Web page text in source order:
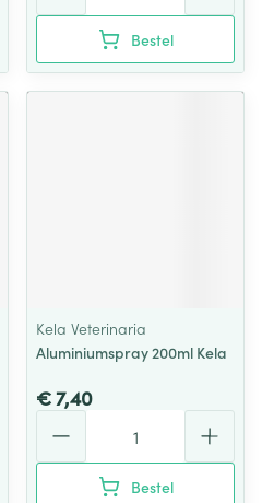
Bestel
Kela Veterinaria
Aluminiumspray 200ml Kela
€ 7,40
Bestel